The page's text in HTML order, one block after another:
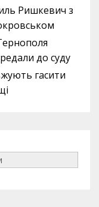
Ришкевич з
до суду
гасити